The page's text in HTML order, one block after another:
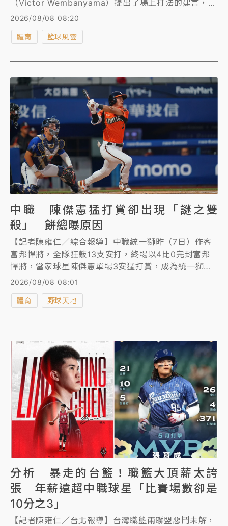
（Victor Wembanyama）提出了場上打法的建言，賈
索直言，若文班亞馬能不要沉迷外線，將進攻重心放在
禁區，將可大大增加在場上的影響力。
2026/08/08 08:20
體育 籃球風雲
中職｜陳傑憲猛打賞卻出現「謎之雙
殺」 餅總曝原因
【記者陳雍仁／綜合報導】中職統一獅昨（7日）作客
富邦悍將，全隊狂敲13支安打，終場以4比0完封富邦
悍將，當家球星陳傑憲單場3安猛打賞，成為統一獅奪
勝大功臣，美中不足的是他在比賽中發生一次「謎之雙
2026/08/08 08:01
體育 野球天地
分析｜暴走的台籃！職籃大頂薪太誇
張 年薪遠超中職球星「比賽場數卻是
10分之3」
【記者陳雍仁／台北報導】台灣職籃兩聯盟惡鬥未解，